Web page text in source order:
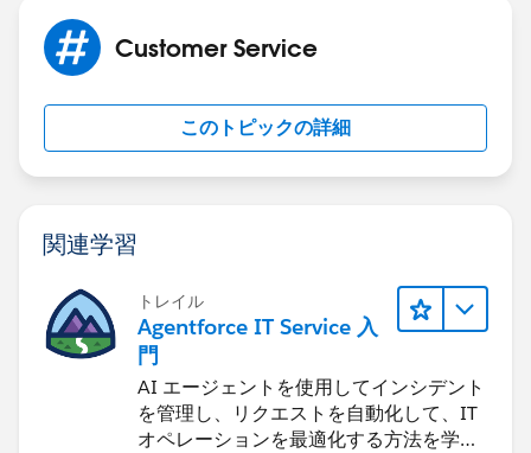
if our suggestion(s) worked, let us know by marking
the answer as "Best Answer" right under the
comment.This will help the rest of the community
should they have a similar issue in the future. Thank
Shiv
Customer Service
このトピックの詳細
関連学習
トレイル
Agentforce IT Service 入
門
AI エージェントを使用してインシデント
を管理し、リクエストを自動化して、IT
オペレーションを最適化する方法を学習